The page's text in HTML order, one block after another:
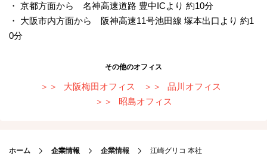
・ 京都方面から 名神高速道路 豊中ICより 約10分
・ 大阪市内方面から 阪神高速11号池田線 塚本出口より 約1
0分
その他のオフィス
大阪梅田オフィス
品川オフィス
昭島オフィス
ホーム 企業情報 企業情報 江崎グリコ 本社